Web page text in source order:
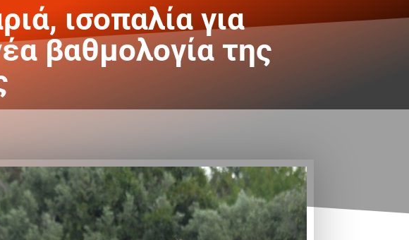
ισοπαλία για
βαθμολογία της